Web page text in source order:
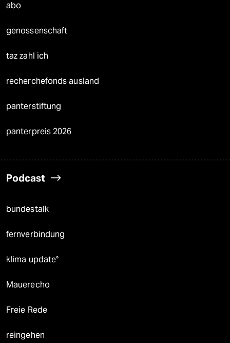
abo
genossenschaft
taz zahl ich
recherchefonds ausland
panterstiftung
panterpreis 2026
Podcast
bundestalk
fernverbindung
klima update°
Mauerecho
Freie Rede
reingehen